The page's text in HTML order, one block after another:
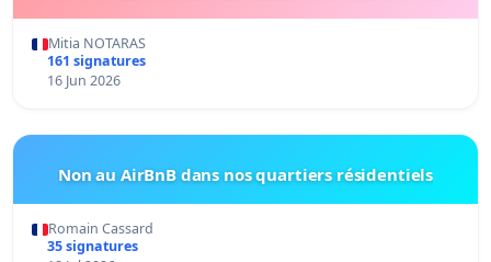
Mitia NOTARAS
161 signatures
16 Jun 2026
Non au AirBnB dans nos quartiers résidentiels
Romain Cassard
35 signatures